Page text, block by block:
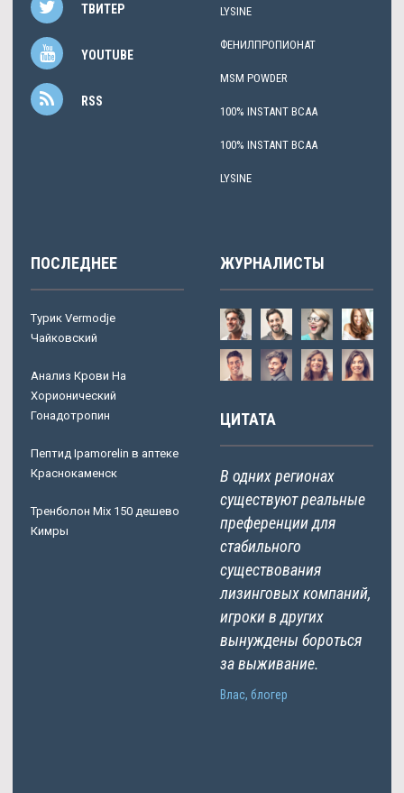
ТВИТЕР
YOUTUBE
RSS
LYSINE
ФЕНИЛПРОПИОНАТ
MSM POWDER
100% INSTANT BCAA
100% INSTANT BCAA
LYSINE
ПОСЛЕДНЕЕ
Турик Vermodje
Чайковский
Анализ Крови На
Хорионический
Гонадотропин
Пептид Ipamorelin в аптеке
Краснокаменск
Тренболон Mix 150 дешево
Кимры
ЖУРНАЛИСТЫ
ЦИТАТА
В одних регионах
существуют реальные
преференции для
стабильного
существования
лизинговых компаний,
игроки в других
вынуждены бороться
за выживание.
Влас, блогер